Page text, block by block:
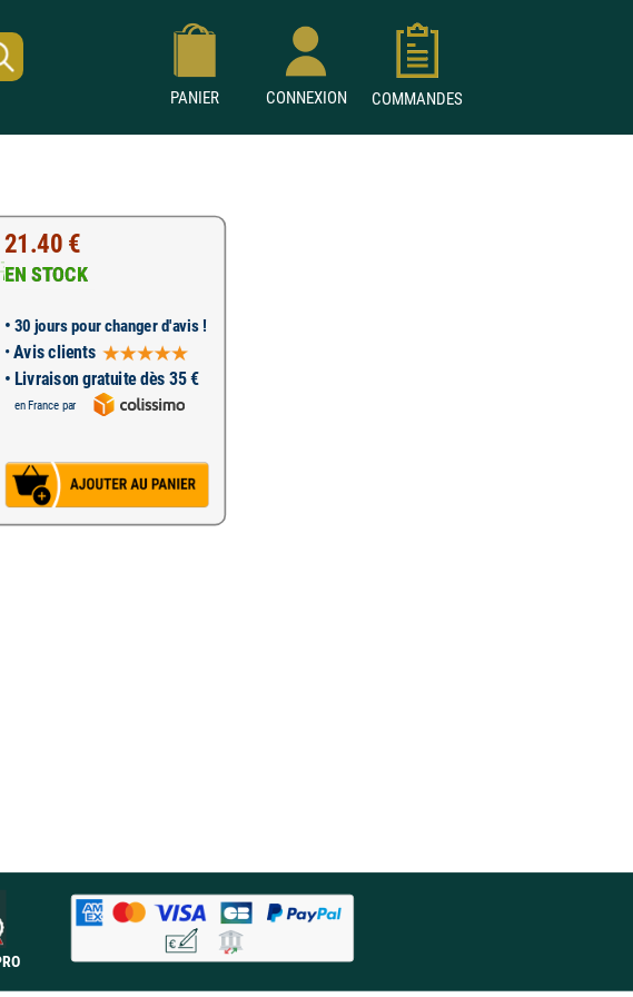
PANIER CONNEXION COMMANDES
21.40 €
EN STOCK
• 30 jours pour changer d'avis !
•Avis clients
• Livraison gratuite dès 35 €
en France par